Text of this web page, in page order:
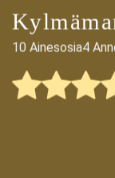
10 Ainesosia4